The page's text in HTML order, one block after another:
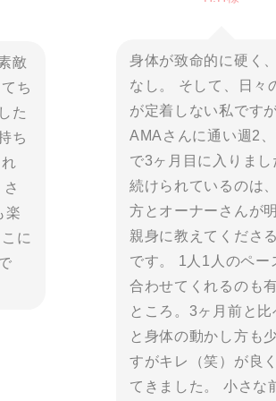
敵
ち
た
ち
楽
に
身体が致命的に硬く
なし。 そして、日々
が定着しない私ですが
AMAさんに通い週2、
で3ヶ月目に入りまし
続けられているのは
方とオーナーさんが
親身に教えてくださ
です。 1人1人のペー
合わせてくれるのも
ところ。3ヶ月前と比
と身体の動かし方も
すがキレ（笑）が良
てきました。 小さな